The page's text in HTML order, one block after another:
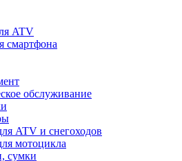
ATV
смартфона
обслуживание
ATV и снегоходов
мотоцикла
сумки